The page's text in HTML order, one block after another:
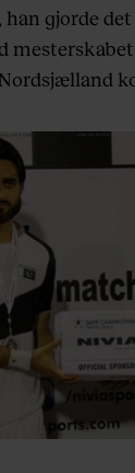
gjorde
mesterskabet